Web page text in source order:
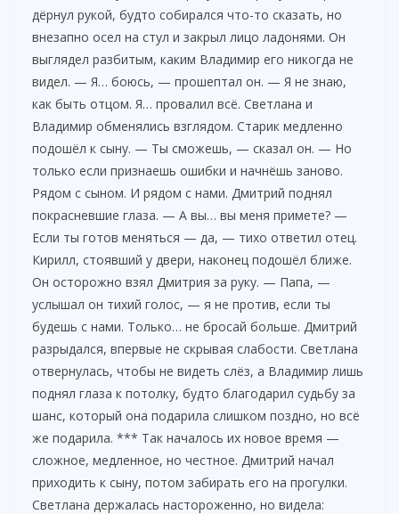
дёрнул рукой, будто собирался что-то сказать, но
внезапно осел на стул и закрыл лицо ладонями. Он
выглядел разбитым, каким Владимир его никогда не
видел. — Я… боюсь, — прошептал он. — Я не знаю,
как быть отцом. Я… провалил всё. Светлана и
Владимир обменялись взглядом. Старик медленно
подошёл к сыну. — Ты сможешь, — сказал он. — Но
только если признаешь ошибки и начнёшь заново.
Рядом с сыном. И рядом с нами. Дмитрий поднял
покрасневшие глаза. — А вы… вы меня примете? —
Если ты готов меняться — да, — тихо ответил отец.
Кирилл, стоявший у двери, наконец подошёл ближе.
Он осторожно взял Дмитрия за руку. — Папа, —
услышал он тихий голос, — я не против, если ты
будешь с нами. Только… не бросай больше. Дмитрий
разрыдался, впервые не скрывая слабости. Светлана
отвернулась, чтобы не видеть слёз, а Владимир лишь
поднял глаза к потолку, будто благодарил судьбу за
шанс, который она подарила слишком поздно, но всё
же подарила. *** Так началось их новое время —
сложное, медленное, но честное. Дмитрий начал
приходить к сыну, потом забирать его на прогулки.
Светлана держалась настороженно, но видела: